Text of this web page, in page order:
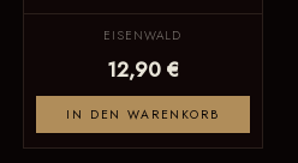
EISENWALD
12,90 €
IN DEN WARENKORB